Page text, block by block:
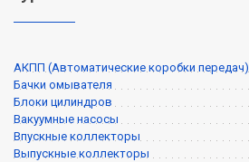
АКПП (Автоматические коробки передач)
Бачки омывателя
Блоки цилиндров
Вакуумные насосы
Впускные коллекторы
Выпускные коллекторы